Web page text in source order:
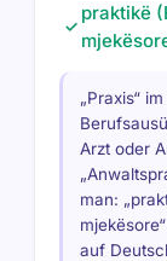
✓
praktikë
„Praxis“
Arzt oder
man:
auf